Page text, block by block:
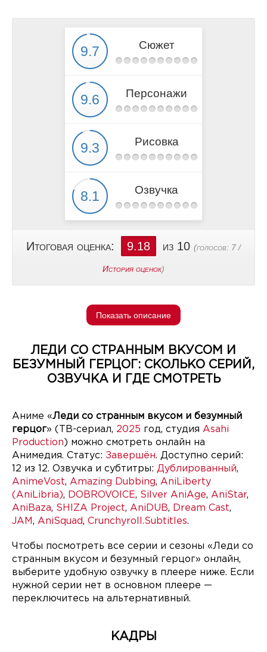
Сюжет
Персонажи
Рисовка
Озвучка
Итоговая оценка: 9.18 из 10 (голосов: 7 /
История оценок)
Показать описание
ЛЕДИ СО СТРАННЫМ ВКУСОМ И
БЕЗУМНЫЙ ГЕРЦОГ: СКОЛЬКО СЕРИЙ,
ОЗВУЧКА И ГДЕ СМОТРЕТЬ
Аниме «Леди со странным вкусом и безумный
герцог» (ТВ-сериал, 2025 год, студия Asahi
Production ) можно смотреть онлайн на
Анимедия. Статус: Завершён. Доступно серий:
12 из 12. Озвучка и субтитры: Дублированный,
AnimeVost, Amazing Dubbing, AniLiberty
(AniLibria), DOBROVOICE, Silver AniAge, AniStar,
AniBaza, SHIZA Project, AniDUB, Dream Cast,
JAM , AniSquad, Crunchyroll.Subtitles.
Чтобы посмотреть все серии и сезоны «Леди со
странным вкусом и безумный герцог» онлайн,
выберите удобную озвучку в плеере ниже. Если
нужной серии нет в основном плеере —
переключитесь на альтернативный.
КАДРЫ